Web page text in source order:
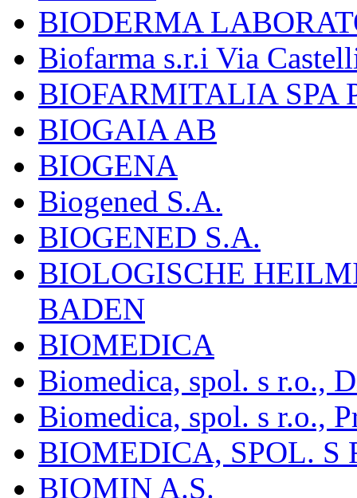
BIODERMA
Biofarma s.r.i Via
BIOFARMITALIA SPA
BIOGAIA AB
BIOGENA
Biogened S.A.
BIOGENED S.A.
BIOLOGISCHE
BADEN
BIOMEDICA
Biomedica, spol. s r.o.,
Biomedica, spol. s r.o.,
BIOMEDICA, SPOL. S
BIOMIN A.S.